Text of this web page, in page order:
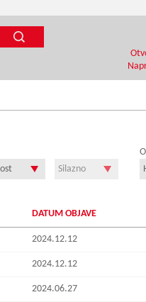
DATUM OBJAVE
2024.12.12
2024.12.12
2024.06.27